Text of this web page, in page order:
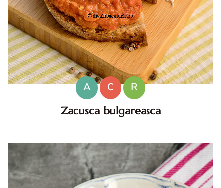
A C
R
Zacusca bulgareasca
zacusca bulgareasca. zacusca bulgareasca reteta diva